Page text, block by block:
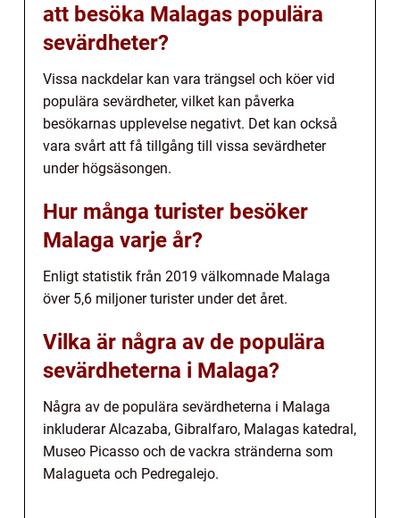
att besöka Malagas populära
sevärdheter?
Vissa nackdelar kan vara trängsel och köer vid
populära sevärdheter, vilket kan påverka
besökarnas upplevelse negativt. Det kan också
vara svårt att få tillgång till vissa sevärdheter
under högsäsongen.
Hur många turister besöker
Malaga varje år?
Enligt statistik från 2019 välkomnade Malaga
över 5,6 miljoner turister under det året.
Vilka är några av de populära
sevärdheterna i Malaga?
Några av de populära sevärdheterna i Malaga
inkluderar Alcazaba, Gibralfaro, Malagas katedral,
Museo Picasso och de vackra stränderna som
Malagueta och Pedregalejo.